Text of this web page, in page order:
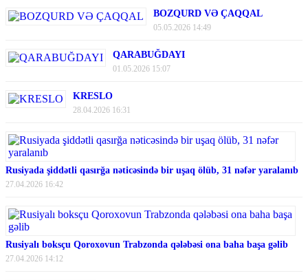
BOZQURD VƏ ÇAQQAL
05.05.2026 14:49
QARABUĞDAYI
01.05.2026 15:07
KRESLO
28.04.2026 16:31
Rusiyada şiddətli qasırğa nəticəsində bir uşaq ölüb, 31 nəfər yaralanıb
27.04.2026 16:42
Rusiyalı boksçu Qoroxovun Trabzonda qələbəsi ona baha başa gəlib
27.04.2026 14:12